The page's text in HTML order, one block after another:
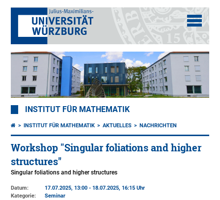
INSTITUT FÜR MATHEMATIK
INSTITUT FÜR MATHEMATIK AKTUELLES NACHRICHTEN
Workshop "Singular foliations and higher
structures''
Singular foliations and higher structures
Datum:
17.07.2025, 13:00 - 18.07.2025, 16:15 Uhr
Kategorie:
Seminar